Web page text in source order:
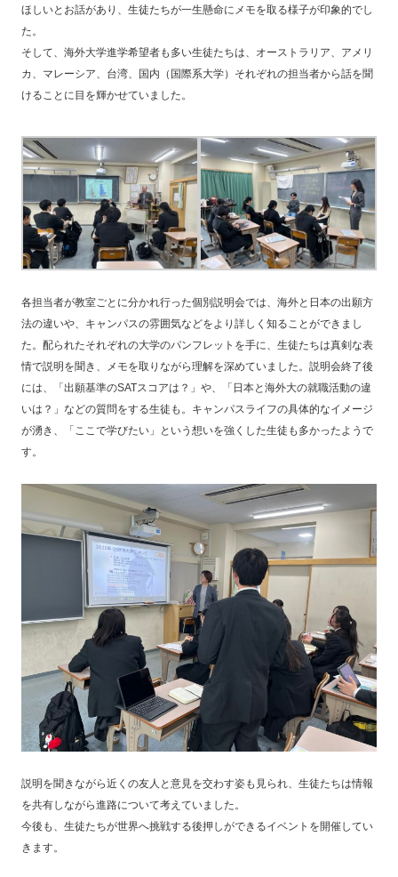
ほしいとお話があり、生徒たちが一生懸命にメモを取る様子が印象的でし
た。
そして、海外大学進学希望者も多い生徒たちは、オーストラリア、アメリ
カ、 マレーシア、台湾、国内（国際系大学）それぞれの担当者から話を聞
けることに目を輝かせていました。
各担当者が教室ごとに分かれ行った個別説明会では、海外と日本の出願方
法の違いや、キャンパスの雰囲気などをより詳しく知ることができまし
た。配られたそれぞれの大学のパンフレットを手に、生徒たちは真剣な表
情で説明を聞き、メモを取りながら理解を深めていました。説明会終了後
には、「出願基準のSATスコアは？」や、「日本と海外大の就職活動の違
いは？」 などの質問をする生徒も。キャンパスライフの具体的なイメージ
が湧き、「ここで学びたい」という想いを強くした生徒も多かったようで
す。
説明を聞きながら近くの友人と意見を交わす姿も見られ、生徒たちは情報
を共有しながら進路について考えていました。
今後も、生徒たちが世界へ挑戦する後押しができるイベントを開催してい
きます。